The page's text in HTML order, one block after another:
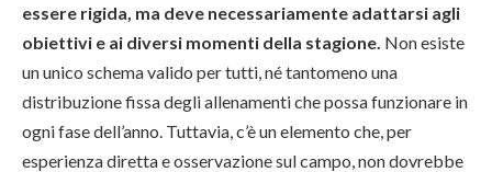
essere rigida, ma deve necessariamente adattarsi agli
obiettivi e ai diversi momenti della stagione. Non esiste
un unico schema valido per tutti, né tantomeno una
distribuzione fissa degli allenamenti che possa funzionare in
ogni fase dell’anno. Tuttavia, c’è un elemento che, per
esperienza diretta e osservazione sul campo, non dovrebbe